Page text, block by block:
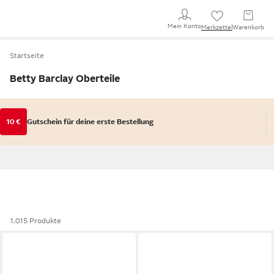
Mein KontoMerkzettel Warenkorb
Startseite
Betty Barclay Oberteile
10 € Gutschein für deine erste Bestellung
1.015 Produkte